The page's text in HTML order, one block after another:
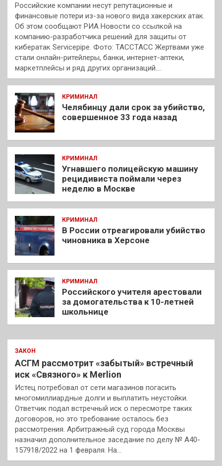
Российские компании несут репутационные и
финансовые потери из-за нового вида хакерских атак.
Об этом сообщают РИА Новости со ссылкой на
компанию-разработчика решений для защиты от
кибератак Servicepipe. Фото: ТАССТАСС Жертвами уже
стали онлайн-ритейлеры, банки, интернет-аптеки,
маркетплейсы и ряд других организаций.…
КРИМИНАЛ
Челябинцу дали срок за убийство,
совершенное 33 года назад
КРИМИНАЛ
Угнавшего полицейскую машину
рецидивиста поймали через
неделю в Москве
КРИМИНАЛ
В России отреагировали убийство
чиновника в Херсоне
КРИМИНАЛ
Российского учителя арестовали
за домогательства к 10-летней
школьнице
ЗАКОН
АСГМ рассмотрит «забытый» встречный
иск «Связного» к Merlion
Истец потребовал от сети магазинов погасить
многомиллиардные долги и выплатить неустойки.
Ответчик подал встречный иск о пересмотре таких
договоров, но это требование осталось без
рассмотрения. Арбитражный суд города Москвы
назначил дополнительное заседание по делу № А40-
157918/2022 на 1 февраля. На…